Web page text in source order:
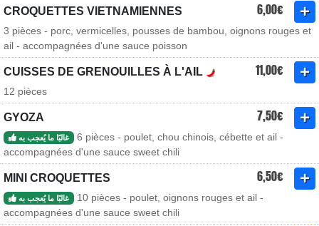
CROQUETTES VIETNAMIENNES 6,00€
3 pièces - porc, vermicelles, pousses de bambou, oignons rouges et
ail - accompagnées d'une sauce poisson
CUISSES DE GRENOUILLES À L'AIL 11,00€
12 pièces
GYOZA 7,50€
غالبًا ما يُعجب به
6 pièces - poulet, chou chinois, cébette et ail -
accompagnées d'une sauce sweet chili
MINI CROQUETTES 6,50€
غالبًا ما يُعجب به
10 pièces - poulet, oignons rouges et ail -
accompagnées d'une sauce sweet chili